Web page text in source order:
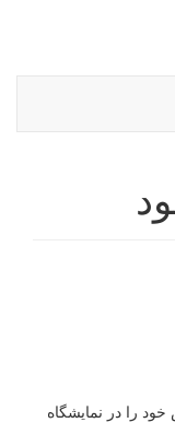
را در نمایشگاه